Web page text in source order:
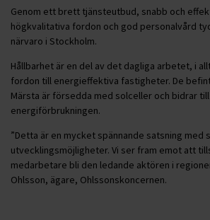
Genom ett brett tjänsteutbud, snabb och
högkvalitativa fordon och god personalvård
närvaro i Stockholm.
Hållbarhet är en del av det dagliga arbetet, i
fordon till energieffektiva fastigheter. De
Märsta är försedda med solceller och bidrar
energiförbrukningen.
”Detta är en mycket spännande satsning med
utvecklingsmöjligheter. Vi ser fram emot att
medarbetare bli den ledande aktören i
Ohlsson, ägare, Ohlssonskoncernen.